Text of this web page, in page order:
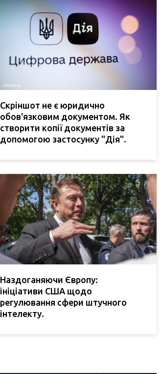
Скріншот не є юридично
обов'язковим документом. Як
створити копії документів за
допомогою застосунку "Дія".
Наздоганяючи Європу:
ініціативи США щодо
регулювання сфери штучного
інтелекту.